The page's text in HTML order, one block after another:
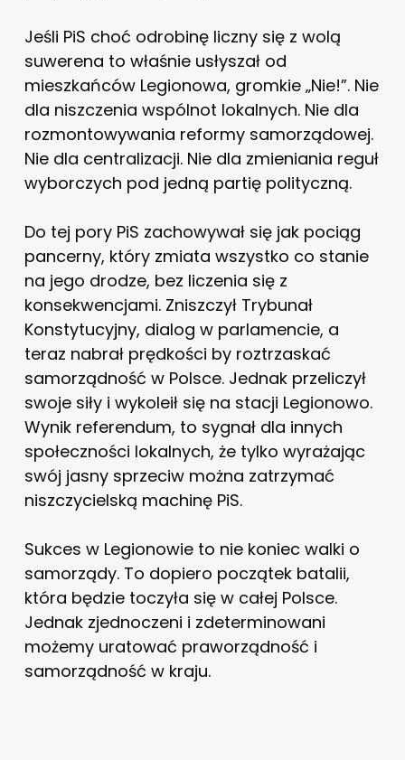
Jeśli PiS choć odrobinę liczny się z wolą
suwerena to właśnie usłyszał od
mieszkańców Legionowa, gromkie „Nie!”. Nie
dla niszczenia wspólnot lokalnych. Nie dla
rozmontowywania reformy samorządowej.
Nie dla centralizacji. Nie dla zmieniania reguł
wyborczych pod jedną partię polityczną.
Do tej pory PiS zachowywał się jak pociąg
pancerny, który zmiata wszystko co stanie
na jego drodze, bez liczenia się z
konsekwencjami. Zniszczył Trybunał
Konstytucyjny, dialog w parlamencie, a
teraz nabrał prędkości by roztrzaskać
samorządność w Polsce. Jednak przeliczył
swoje siły i wykoleił się na stacji Legionowo.
Wynik referendum, to sygnał dla innych
społeczności lokalnych, że tylko wyrażając
swój jasny sprzeciw można zatrzymać
niszczycielską machinę PiS.
Sukces w Legionowie to nie koniec walki o
samorządy. To dopiero początek batalii,
która będzie toczyła się w całej Polsce.
Jednak zjednoczeni i zdeterminowani
możemy uratować praworządność i
samorządność w kraju.